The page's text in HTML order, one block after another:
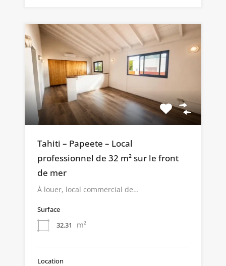
Tahiti – Papeete – Local
professionnel de 32 m² sur le front
de mer
À louer, local commercial de…
Surface
32.31
m²
Location